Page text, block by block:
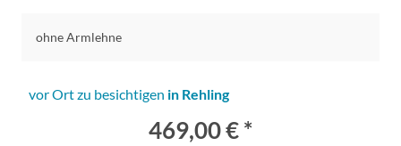
ohne Armlehne
vor Ort zu besichtigen in Rehling
469,00 € *